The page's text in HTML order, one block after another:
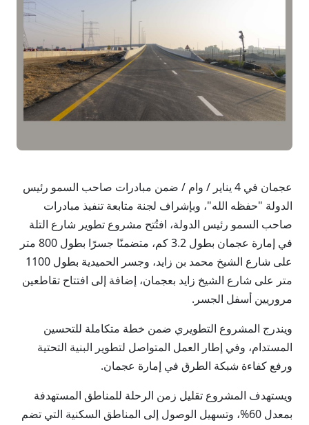
عجمان في 4 يناير / وام / ضمن مبادرات صاحب السمو رئيس
الدولة "حفظه الله"، وبإشراف لجنة متابعة تنفيذ مبادرات
صاحب السمو رئيس الدولة، افتُتح مشروع تطوير شارع التلة
في إمارة عجمان بطول 3.2 كم، متضمنًا جسرًا بطول 800 متر
على شارع الشيخ محمد بن زايد، وجسر الحميدية بطول 1100
متر على شارع الشيخ زايد بعجمان، إضافة إلى افتتاح تقاطعين
مروريين أسفل الجسر.
ويندرج المشروع التطويري ضمن خطة متكاملة للتحسين
المستدام، وفي إطار العمل المتواصل لتطوير البنية التحتية
ورفع كفاءة شبكة الطرق في إمارة عجمان.
ويستهدف المشروع تقليل زمن الرحلة للمناطق المستهدفة
بمعدل 60%، وتسهيل الوصول إلى المناطق السكنية التي تضم